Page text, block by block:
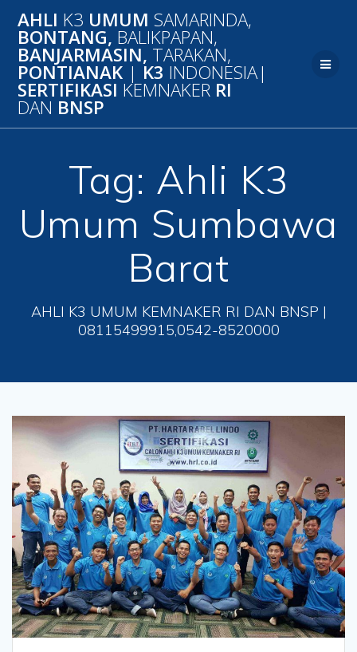
to
content
AHLI K3 UMUM SAMARINDA,
BONTANG, BALIKPAPAN,
BANJARMASIN, TARAKAN,
PONTIANAK | K3 INDONESIA|
SERTIFIKASI KEMNAKER RI
DAN BNSP
Tag: Ahli K3
Umum Sumbawa
Barat
AHLI K3 UMUM KEMNAKER RI DAN BNSP |
08115499915,0542-8520000